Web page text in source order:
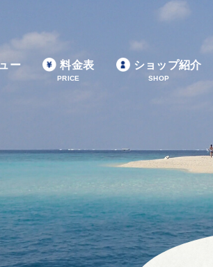
ー 料金表
PRICE
ショップ紹介
SHOP